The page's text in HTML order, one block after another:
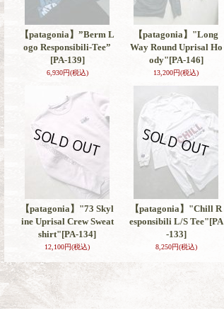
【patagonia】”Berm L
ogo Responsibili-Tee”
[PA-139]
6,930円(税込)
【patagonia】"Long
Way Round Uprisal Ho
ody"[PA-146]
13,200円(税込)
【patagonia】"73 Skyl
ine Uprisal Crew Sweat
shirt"[PA-134]
12,100円(税込)
【patagonia】"Chill R
esponsibili L/S Tee"[PA
-133]
8,250円(税込)